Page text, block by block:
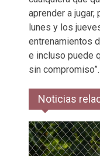
aprender a
lunes y los
entrenamientos
e incluso puede
sin compromiso”.
Noticias